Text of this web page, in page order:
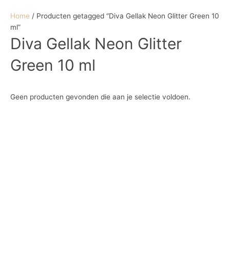
Home / Producten getagged “Diva Gellak Neon Glitter Green 10
ml”
Diva Gellak Neon Glitter
Green 10 ml
Geen producten gevonden die aan je selectie voldoen.